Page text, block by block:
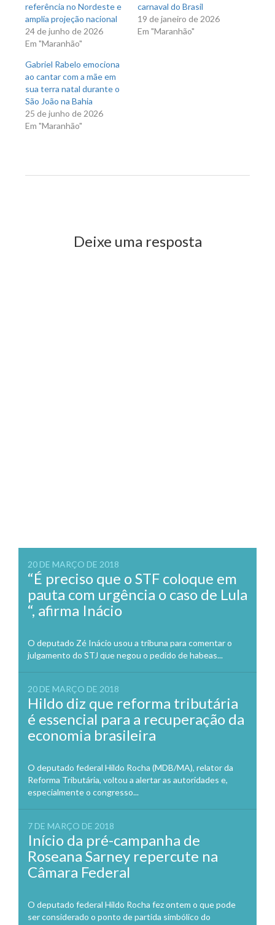
referência no Nordeste e
amplia projeção nacional
24 de junho de 2026
Em "Maranhão"
carnaval do Brasil
19 de janeiro de 2026
Em "Maranhão"
Gabriel Rabelo emociona
ao cantar com a mãe em
sua terra natal durante o
São João na Bahia
25 de junho de 2026
Em "Maranhão"
Deixe uma resposta
20 DE MARÇO DE 2018
“É preciso que o STF coloque em
pauta com urgência o caso de Lula
“, afirma Inácio
O deputado Zé Inácio usou a tribuna para comentar o
julgamento do STJ que negou o pedido de habeas...
20 DE MARÇO DE 2018
Hildo diz que reforma tributária
é essencial para a recuperação da
economia brasileira
O deputado federal Hildo Rocha (MDB/MA), relator da
Reforma Tributária, voltou a alertar as autoridades e,
especialmente o congresso...
7 DE MARÇO DE 2018
Início da pré-campanha de
Roseana Sarney repercute na
Câmara Federal
O deputado federal Hildo Rocha fez ontem o que pode
ser considerado o ponto de partida simbólico do